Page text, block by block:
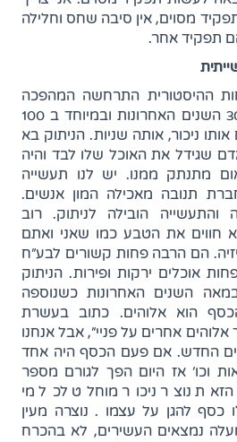
מסוים, אין סיבה שחס וחלילה
תפקיד אחר.
ההיסטורית התרחשה המהפכה
התעשייתית, במהלך 300 השנים האחרונות ובמיוחד ב 100
ניכור, אותה שניות. הניתוק בא
שגידל את האוכל שלו לבד והיה
מתנתק ממנו. יש לנו תעשייה
תנובה מאכילה המון אנשים.
והתעשייה הובילה לניתוק. רוב
חווים את הטבע כמו שאני ואתם
הם הרבה פחות קשורים לבע"ח
אוכלים ירקות ופירות. הניתוק
השנים האחרונות כשנוספה
הוא אלוהים. כתוב בעשרת
אחרים על פניי", אבל אנחנו
החדש. אם פעם הכסף היה אחד
וכו' אז היום הפך לגורם מספר
נוצר ניכור מוחלט לכל מי
כסף להגן על עצמו . נוצרה מעין
נמצאים העשירים, לא בהכרח